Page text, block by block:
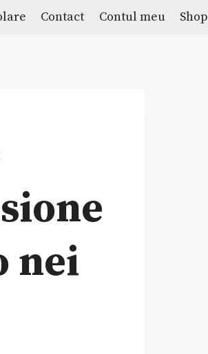
Contact Contul meu Shop
nei